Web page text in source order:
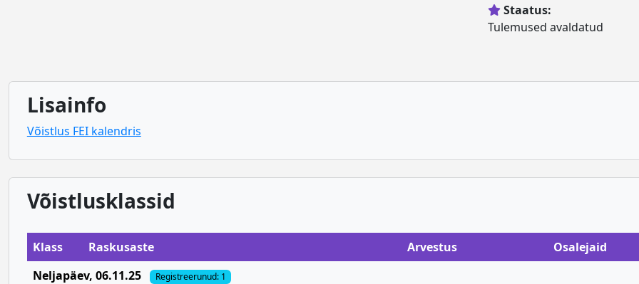
Staatus:
Tulemused avaldatud
Lisainfo
Võistlus FEI kalendris
Võistlusklassid
Klass Raskusaste Arvestus Osalejaid
Neljapäev, 06.11.25 Registreerunud: 1